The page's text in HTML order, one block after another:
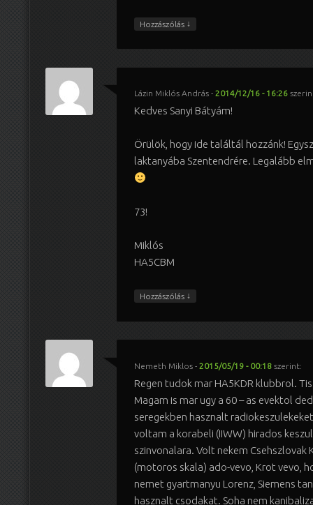
Hozzászólás ↓
Lázin Miklós András- 2014/12/16 - 16:26
Kedves Sanyi Bátyám!
Örülök, hogy ide találtál hozzánk!
laktanyába Szentendrére. Legalább
73!
Miklós
HA5CBM
Hozzászólás ↓
Nemeth Miklos- 2015/05/19 - 00:18 szerint:
Regen tudok mar HA5KDR klubbrol.
Magam is mar ugy a 60 – as evektol
seregekben hasznalt
voltam a korabeli (IIWW) hirados
szinvonalara. Volt nekem Csehszlovak
(motoros skala) ado-vevo, Krot vevo,
nemet gyartmanyu Lorenz, Siemens
hasznalt csodakat. Soha nem